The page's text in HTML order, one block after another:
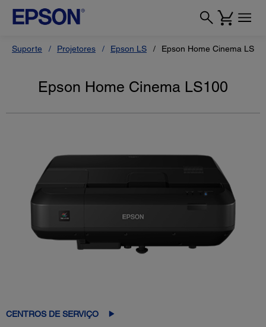
Suporte Projetores Epson LS Epson Home Cinema
Epson Home Cinema LS100
CENTROS DE SERVIÇO